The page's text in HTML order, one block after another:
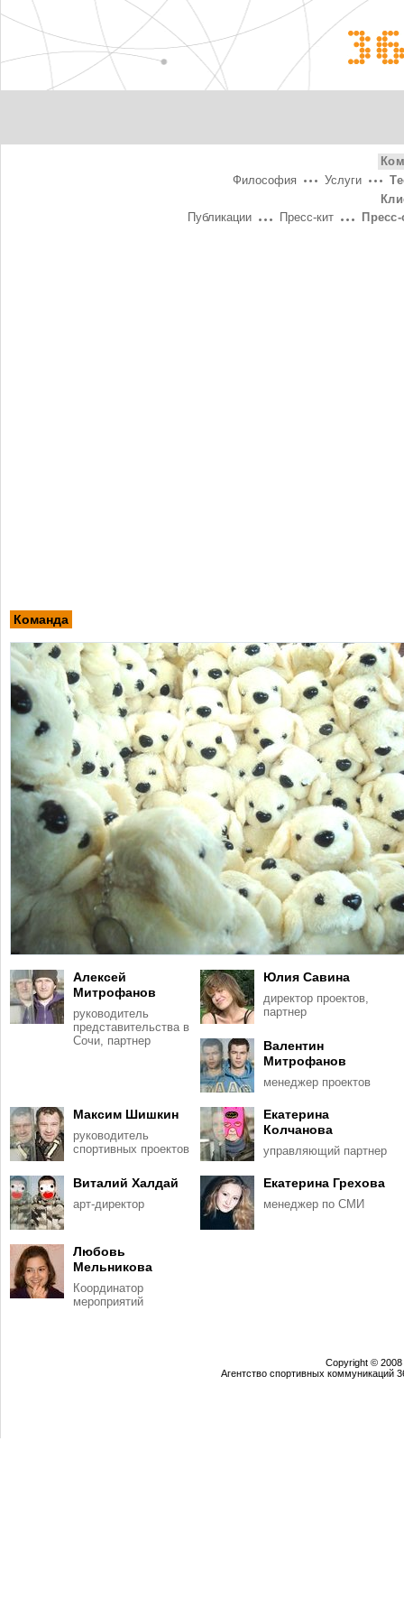
Услуги
Философия
Пресс-кит
Публикации
Команда
Алексей
Митрофанов
руководитель
представительства в
Сочи, партнер
Юлия Савина
директор проектов,
партнер
Валентин
Митрофанов
менеджер проектов
Максим Шишкин
руководитель
спортивных проектов
Екатерина
Колчанова
управляющий партнер
Виталий Халдай
арт-директор
Екатерина Грехова
менеджер по СМИ
Любовь
Мельникова
Координатор
мероприятий
Copyright © 2008
Агентство спортивных коммуникаций